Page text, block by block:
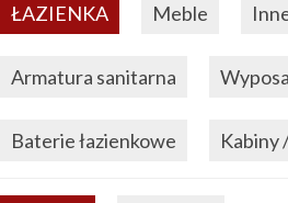
ŁAZIENKA Meble
Armatura sanitarna
Baterie łazienkowe Kabiny